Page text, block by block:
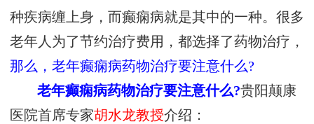
种疾病缠上身，而癫痫病就是其中的一种。很多
老年人为了节约治疗费用，都选择了药物治疗，
那么，老年癫痫病药物治疗要注意什么?
老年癫痫病药物治疗要注意什么?贵阳颠康
医院首席专家胡水龙教授介绍：